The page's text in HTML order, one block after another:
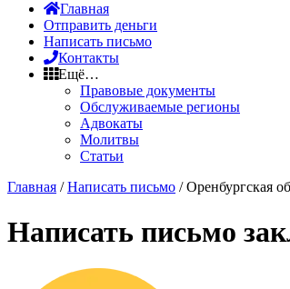
Главная
Отправить деньги
Написать письмо
Контакты
Ещё…
Правовые документы
Обслуживаемые регионы
Адвокаты
Молитвы
Статьи
Главная /Написать письмо / Оренбургская
Написать письмо